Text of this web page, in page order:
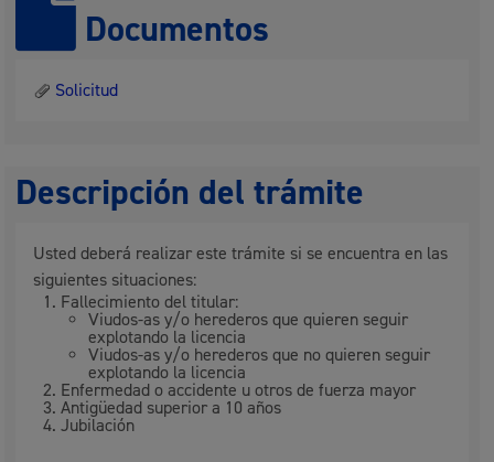
Documentos
Solicitud
Descripción del trámite
Usted deberá realizar este trámite si se encuentra en las
siguientes situaciones:
Fallecimiento del titular:
Viudos-as y/o herederos que quieren seguir
explotando la licencia
Viudos-as y/o herederos que no quieren seguir
explotando la licencia
Enfermedad o accidente u otros de fuerza mayor
Antigüedad superior a 10 años
Jubilación